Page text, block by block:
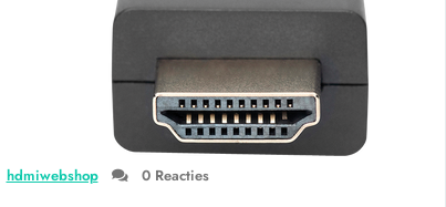
hdmiwebshop 0 Reacties